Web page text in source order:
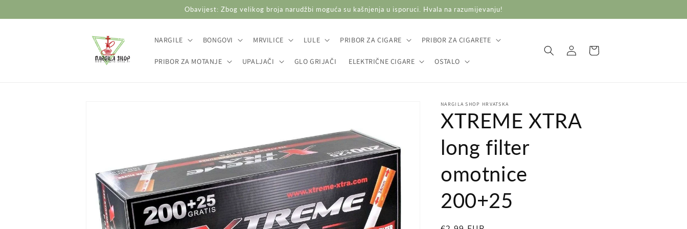
sadržaj
Obavijest: Zbog velikog broja narudžbi moguća su kašnjenja u isporuci. Hvala na razumijevanju!
NARGILE BONGOVI MRVILICE LULE PRIBOR ZA CIGARE PRIBOR ZA CIGARETE
PRIBOR ZA MOTANJE UPALJAČI GLO GRIJAČI ELEKTRIČNE CIGARE OSTALO
Prijava Košarica
NARGILA SHOP HRVATSKA
XTREME XTRA
long filter
omotnice
200+25